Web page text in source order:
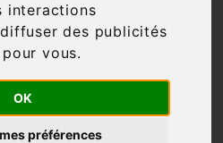
interactions
des publicités
vous.
OK
préférences